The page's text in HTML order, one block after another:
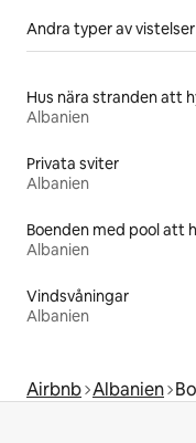
Andra typer av vistelser
Hus nära stranden att
Albanien
Privata sviter
Albanien
Boenden med pool att
Albanien
Vindsvåningar
Albanien
Airbnb Albanien